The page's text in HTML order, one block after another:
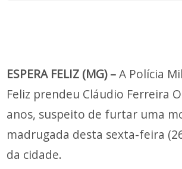
ESPERA FELIZ (MG) –A Polícia
Feliz prendeu Cláudio Ferreira
anos, suspeito de furtar uma
madrugada desta sexta-feira
da cidade.